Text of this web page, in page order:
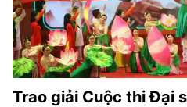
Trao giải Cuộc thi Đại